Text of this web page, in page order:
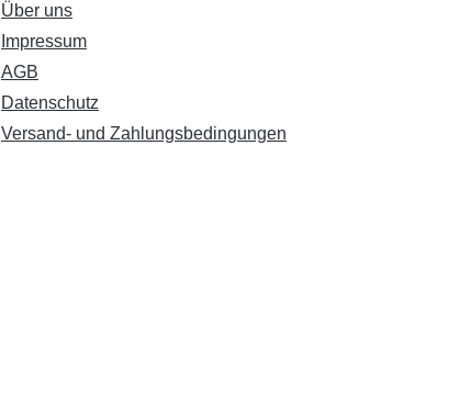
Über uns
Impressum
AGB
Datenschutz
Versand- und Zahlungsbedingungen